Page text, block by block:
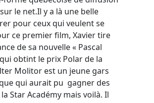
le net.Il y a là une belle
pour ceux qui veulent se
ce premier film, Xavier tire
de sa nouvelle « Pascal
obtint le prix Polar de la
Molitor est un jeune gars
qui aurait pu gagner des
Star Académy mais voilà. Il